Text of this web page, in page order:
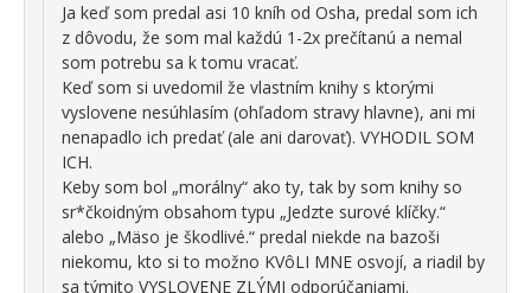
Ja keď som predal asi 10 kníh od Osha, predal som ich
z dôvodu, že som mal každú 1-2x prečítanú a nemal
som potrebu sa k tomu vracať.
Keď som si uvedomil že vlastním knihy s ktorými
vyslovene nesúhlasím (ohľadom stravy hlavne), ani mi
nenapadlo ich predať (ale ani darovať). VYHODIL SOM
ICH.
Keby som bol „morálny“ ako ty, tak by som knihy so
sr*čkoidným obsahom typu „Jedzte surové klíčky.“
alebo „Mäso je škodlivé.“ predal niekde na bazoši
niekomu, kto si to možno KVôLI MNE osvojí, a riadil by
sa týmito VYSLOVENE ZLÝMI odporúčaniami.